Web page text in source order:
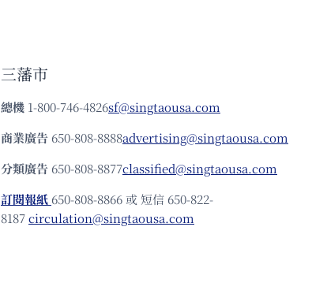
三藩市
總機 1-800-746-4826sf@singtaousa.com
商業廣告 650-808-8888advertising@singtaousa.com
分類廣告 650-808-8877classified@singtaousa.com
訂閱報紙 650-808-8866 或 短信 650-822-
8187circulation@singtaousa.com